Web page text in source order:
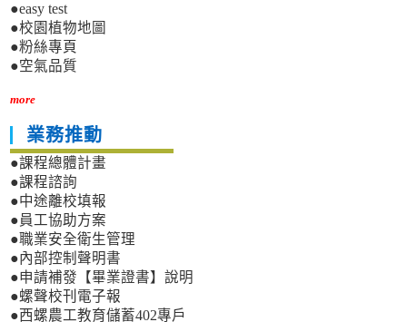
●easy test
●校園植物地圖
●粉絲專頁
●空氣品質
more
業務推動
●課程總體計畫
●課程諮詢
●中途離校填報
●員工協助方案
●職業安全衛生管理
●內部控制聲明書
●申請補發【畢業證書】說明
●螺聲校刊電子報
●西螺農工教育儲蓄402專戶